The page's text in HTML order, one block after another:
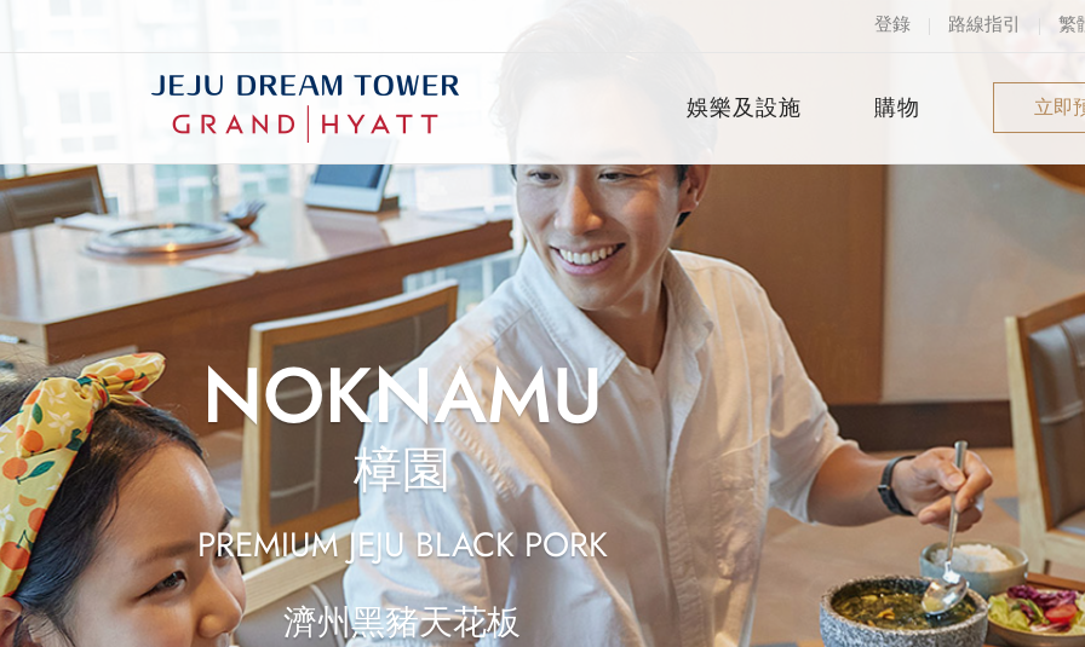
登錄 路線指引 繁
韓式 國際 咖啡廳 & 酒吧
購物
娛樂及設施 立即
NOKNAMU
樟園
PREMIUM JEJU BLACK PORK
濟州黑豬天花板
预